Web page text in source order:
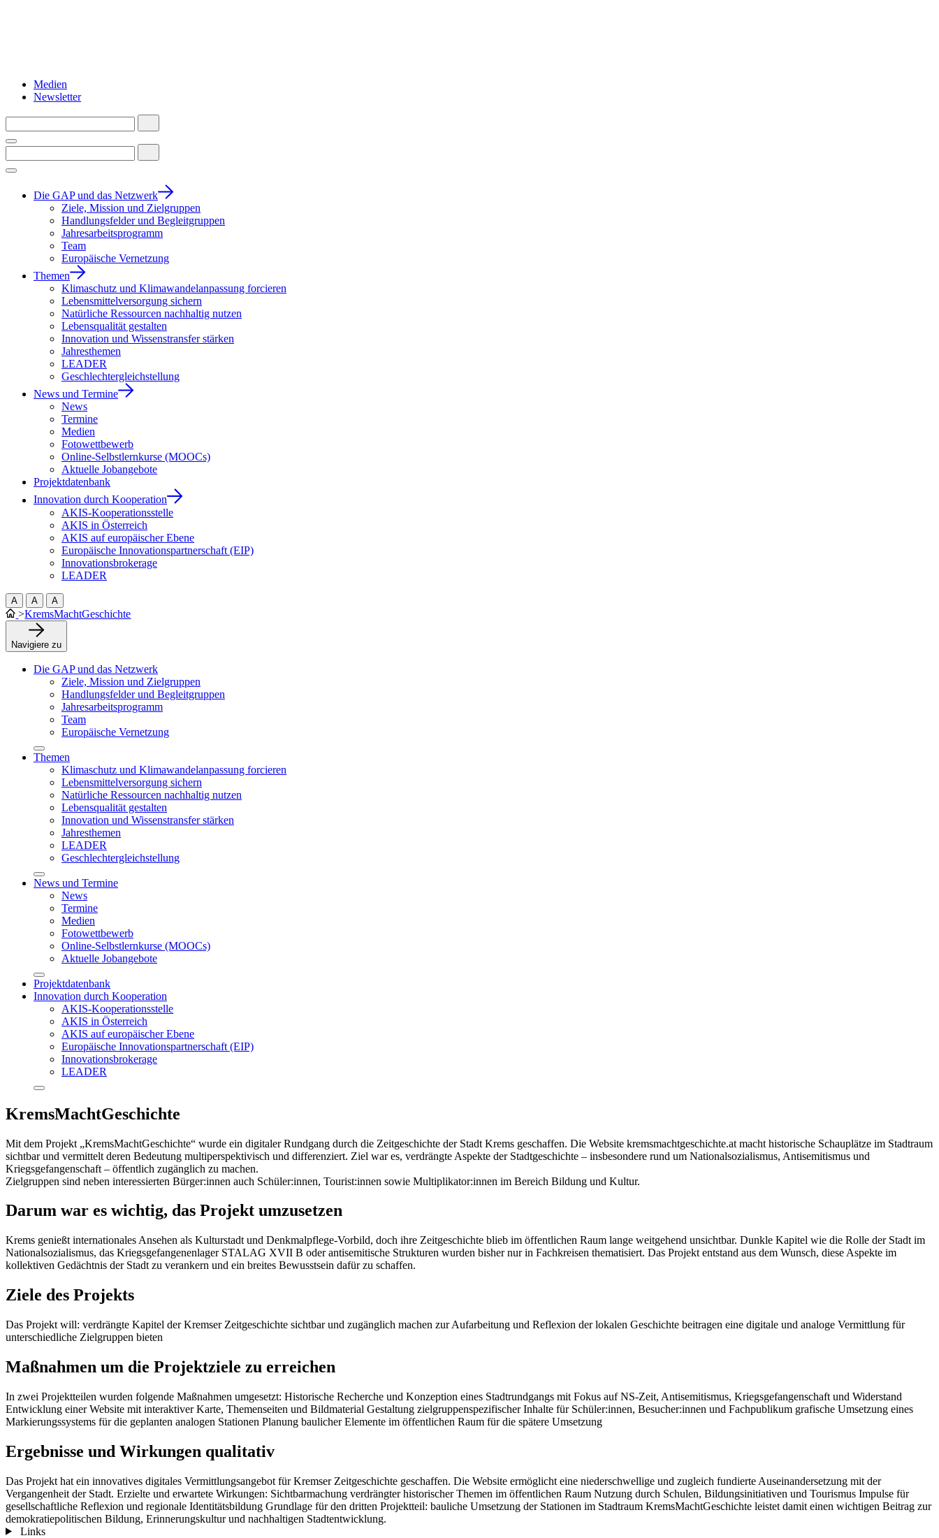
Medien
Newsletter
Die GAP und das Netzwerk
Ziele, Mission und Zielgruppen
Handlungsfelder und Begleitgruppen
Jahresarbeitsprogramm
Team
Europäische Vernetzung
Themen
Klimaschutz und Klimawandelanpassung forcieren
Lebensmittelversorgung sichern
Natürliche Ressourcen nachhaltig nutzen
Lebensqualität gestalten
Innovation und Wissenstransfer stärken
Jahresthemen
LEADER
Geschlechtergleichstellung
News und Termine
News
Termine
Medien
Fotowettbewerb
Online-Selbstlernkurse (MOOCs)
Aktuelle Jobangebote
Projektdatenbank
Innovation durch Kooperation
AKIS-Kooperationsstelle
AKIS in Österreich
AKIS auf europäischer Ebene
Europäische Innovationspartnerschaft (EIP)
Innovationsbrokerage
LEADER
A A A
>KremsMachtGeschichte
Navigiere zu
Die GAP und das Netzwerk
Ziele, Mission und Zielgruppen
Handlungsfelder und Begleitgruppen
Jahresarbeitsprogramm
Team
Europäische Vernetzung
Themen
Klimaschutz und Klimawandelanpassung forcieren
Lebensmittelversorgung sichern
Natürliche Ressourcen nachhaltig nutzen
Lebensqualität gestalten
Innovation und Wissenstransfer stärken
Jahresthemen
LEADER
Geschlechtergleichstellung
News und Termine
News
Termine
Medien
Fotowettbewerb
Online-Selbstlernkurse (MOOCs)
Aktuelle Jobangebote
Projektdatenbank
Innovation durch Kooperation
AKIS-Kooperationsstelle
AKIS in Österreich
AKIS auf europäischer Ebene
Europäische Innovationspartnerschaft (EIP)
Innovationsbrokerage
LEADER
KremsMachtGeschichte
Mit dem Projekt „KremsMachtGeschichte“ wurde ein digitaler Rundgang durch die Zeitgeschichte der Stadt Krems geschaffen. Die Website kremsmachtgeschichte.at macht historische Schauplätze im Stadtraum
sichtbar und vermittelt deren Bedeutung multiperspektivisch und differenziert. Ziel war es, verdrängte Aspekte der Stadtgeschichte – insbesondere rund um Nationalsozialismus, Antisemitismus und
Kriegsgefangenschaft – öffentlich zugänglich zu machen.
Zielgruppen sind neben interessierten Bürger:innen auch Schüler:innen, Tourist:innen sowie Multiplikator:innen im Bereich Bildung und Kultur.
Darum war es wichtig, das Projekt umzusetzen
Krems genießt internationales Ansehen als Kulturstadt und Denkmalpflege-Vorbild, doch ihre Zeitgeschichte blieb im öffentlichen Raum lange weitgehend unsichtbar. Dunkle Kapitel wie die Rolle der Stadt im
Nationalsozialismus, das Kriegsgefangenenlager STALAG XVII B oder antisemitische Strukturen wurden bisher nur in Fachkreisen thematisiert. Das Projekt entstand aus dem Wunsch, diese Aspekte im
kollektiven Gedächtnis der Stadt zu verankern und ein breites Bewusstsein dafür zu schaffen.
Ziele des Projekts
Das Projekt will: verdrängte Kapitel der Kremser Zeitgeschichte sichtbar und zugänglich machen zur Aufarbeitung und Reflexion der lokalen Geschichte beitragen eine digitale und analoge Vermittlung für
unterschiedliche Zielgruppen bieten
Maßnahmen um die Projektziele zu erreichen
In zwei Projektteilen wurden folgende Maßnahmen umgesetzt: Historische Recherche und Konzeption eines Stadtrundgangs mit Fokus auf NS-Zeit, Antisemitismus, Kriegsgefangenschaft und Widerstand
Entwicklung einer Website mit interaktiver Karte, Themenseiten und Bildmaterial Gestaltung zielgruppenspezifischer Inhalte für Schüler:innen, Besucher:innen und Fachpublikum grafische Umsetzung eines
Markierungssystems für die geplanten analogen Stationen Planung baulicher Elemente im öffentlichen Raum für die spätere Umsetzung
Ergebnisse und Wirkungen qualitativ
Das Projekt hat ein innovatives digitales Vermittlungsangebot für Kremser Zeitgeschichte geschaffen. Die Website ermöglicht eine niederschwellige und zugleich fundierte Auseinandersetzung mit der
Vergangenheit der Stadt. Erzielte und erwartete Wirkungen: Sichtbarmachung verdrängter historischer Themen im öffentlichen Raum Nutzung durch Schulen, Bildungsinitiativen und Tourismus Impulse für
gesellschaftliche Reflexion und regionale Identitätsbildung Grundlage für den dritten Projektteil: bauliche Umsetzung der Stationen im Stadtraum KremsMachtGeschichte leistet damit einen wichtigen Beitrag zur
demokratiepolitischen Bildung, Erinnerungskultur und nachhaltigen Stadtentwicklung.
Links